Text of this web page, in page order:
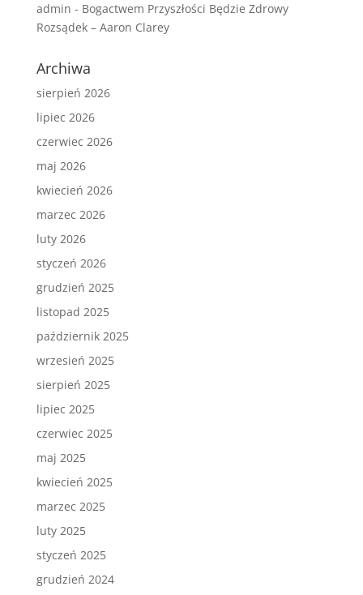
admin - Bogactwem Przyszłości Będzie Zdrowy
Rozsądek – Aaron Clarey
Archiwa
sierpień 2026
lipiec 2026
czerwiec 2026
maj 2026
kwiecień 2026
marzec 2026
luty 2026
styczeń 2026
grudzień 2025
listopad 2025
październik 2025
wrzesień 2025
sierpień 2025
lipiec 2025
czerwiec 2025
maj 2025
kwiecień 2025
marzec 2025
luty 2025
styczeń 2025
grudzień 2024